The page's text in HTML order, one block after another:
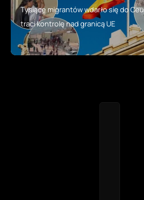
Tysiące migrantów wdarło się do
traci kontrolę nad granicą UE